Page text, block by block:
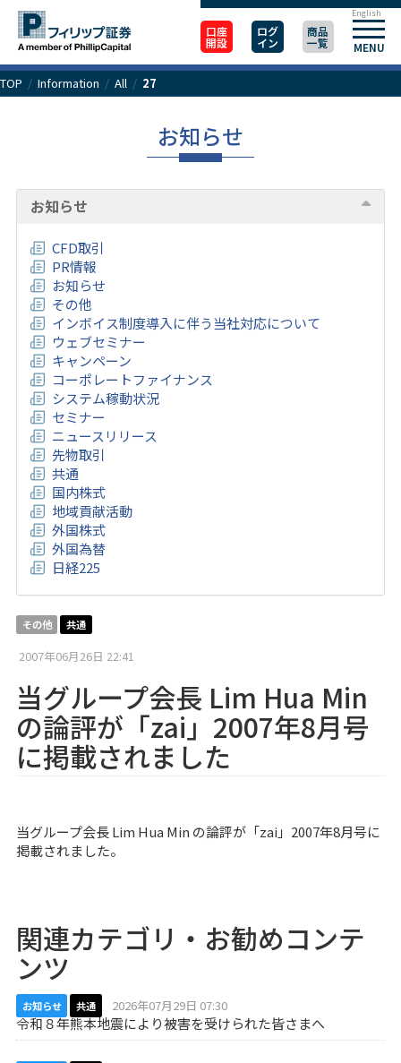
口座
開設
ログ
イン
商品
一覧 MENU
English
TOP / Information / All / 27
お知らせ
お知らせ
CFD取引
PR情報
お知らせ
その他
インボイス制度導入に伴う当社対応について
ウェブセミナー
キャンペーン
コーポレートファイナンス
システム稼動状況
セミナー
ニュースリリース
先物取引
共通
国内株式
地域貢献活動
外国株式
外国為替
日経225
その他 共通
2007年06月26日 22:41
当グループ会長 Lim Hua Min
の論評が「zai」2007年8月号
に掲載されました
当グループ会長 Lim Hua Min の論評が「zai」2007年8月号に
掲載されました。
関連カテゴリ・お勧めコンテ
ンツ
お知らせ 共通 2026年07月29日 07:30
令和８年熊本地震により被害を受けられた皆さまへ